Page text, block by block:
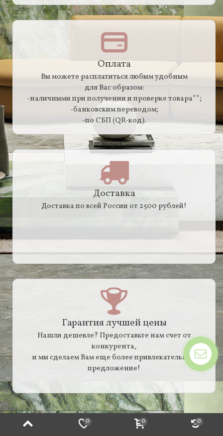
Оплата
Вы можете расплатиться любым удобным
для Вас образом:
-наличными при получении и проверке товара**;
-банковским переводом;
-по СБП (QR-код).
Доставка
Доставка по всей России от 2500 рублей!
Гарантия лучшей цены
Нашли дешевле? Предоставьте нам счет от
конкурента,
и мы сделаем Вам еще более привлекательное
предложение!
0 0 0